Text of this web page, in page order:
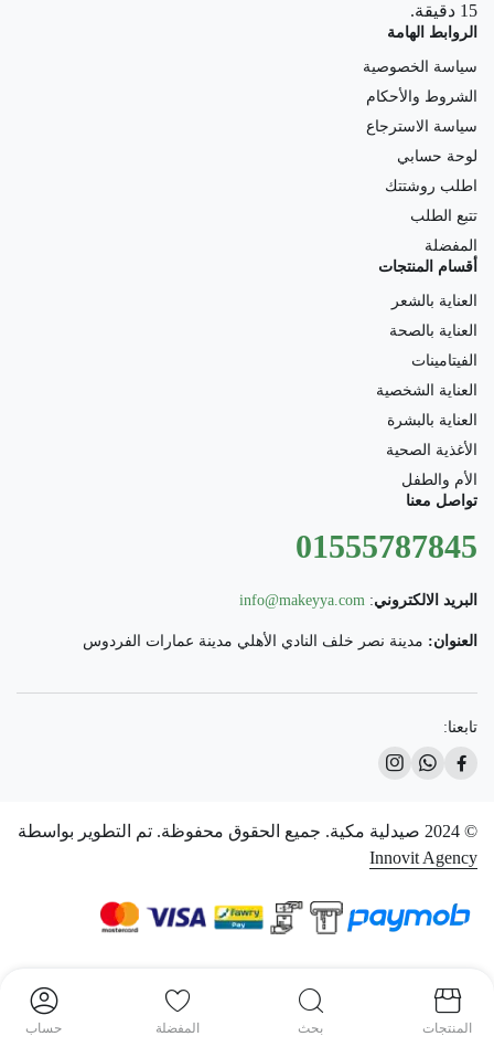
15 دقيقة.
الروابط الهامة
سياسة الخصوصية
الشروط والأحكام
سياسة الاسترجاع
لوحة حسابي
اطلب روشتتك
تتبع الطلب
المفضلة
أقسام المنتجات
العناية بالشعر
العناية بالصحة
الفيتامينات
العناية الشخصية
العناية بالبشرة
الأغذية الصحية
الأم والطفل
تواصل معنا
01555787845
البريد الالكتروني:
info@makeyya.com
العنوان: مدينة نصر خلف النادي الأهلي مدينة عمارات الفردوس
تابعنا:
© 2024 صيدلية مكية. جميع الحقوق محفوظة. تم التطوير بواسطة
Innovit Agency
المنتجات بحث المفضلة حساب